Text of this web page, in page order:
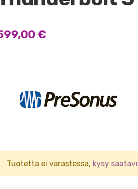
€
Tuotetta ei varastossa, kysy